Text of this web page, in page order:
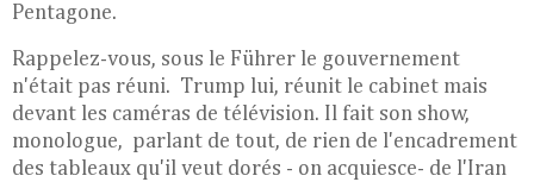
Pentagone.
Rappelez-vous, sous le Führer le gouvernement
n'était pas réuni. Trump lui, réunit le cabinet mais
devant les caméras de télévision. Il fait son show,
monologue, parlant de tout, de rien de l'encadrement
des tableaux qu'il veut dorés - on acquiesce- de l'Iran